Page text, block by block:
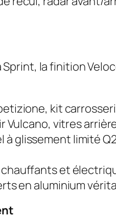
la finition
kit
Vulcano, vitres
à glissement limité
et
en aluminium